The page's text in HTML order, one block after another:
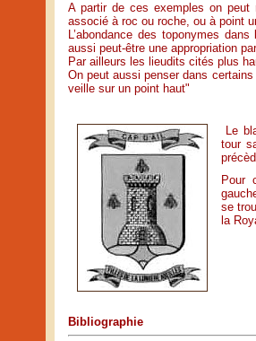
A partir de ces exemples on peut
associé à roc ou roche, ou à point
L’abondance des toponymes
aussi peut-être une appropriation
Par ailleurs les lieudits cités plus
On peut aussi penser dans
veille sur un point haut"
Le
tour
Pour
se
la
Bibliographie